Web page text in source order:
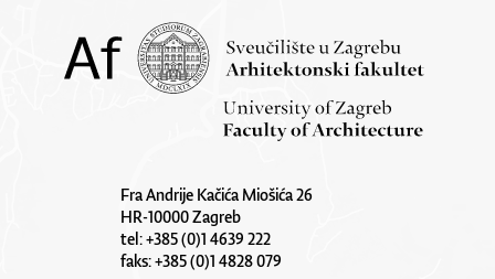
Fra Andrije Kačića Miošića 26
HR-10000 Zagreb
tel: +385 (0)1 4639 222
faks: +385 (0)1 4828 079